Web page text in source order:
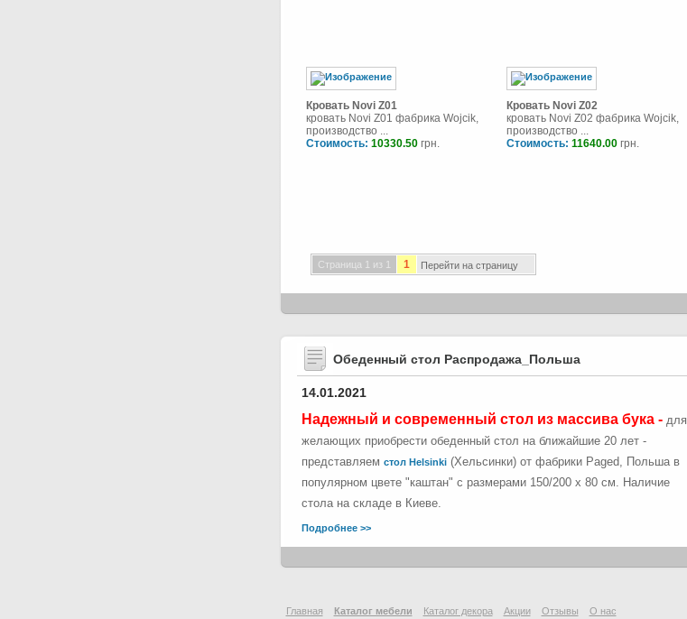
Кровать Novi Z01
кровать Novi Z01 фабрика Wojcik,
производство ...
Стоимость: 10330.50 грн.
Кровать Novi Z02
кровать Novi Z02 фабрика Wojcik,
производство ...
Стоимость: 11640.00 грн.
Страница 1 из 1 1 Перейти на страницу
Обеденный стол Распродажа_Польша
14.01.2021
Надежный и современный стол из массива бука - для
желающих приобрести обеденный стол на ближайшие 20 лет -
представляем стол Helsinki (Хельсинки) от фабрики Paged, Польша в
популярном цвете "каштан" с размерами 150/200 х 80 см. Наличие
стола на складе в Киеве.
Подробнее >>
Главная Каталог мебели Каталог декора Акции Отзывы О нас